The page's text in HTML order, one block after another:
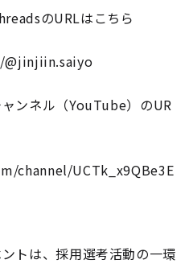
のURLはこちら
ンネル（YouTube）のUR
channel/UCTk_x9QBe3E
トは、採用選考活動の一環